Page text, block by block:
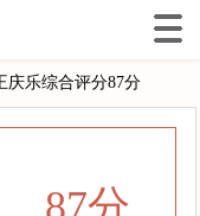
庆乐综合评分87分
87分